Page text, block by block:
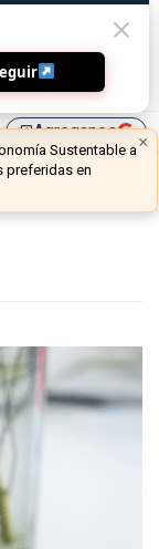
library_addAgreganos ×
Sustentable a
preferidas en